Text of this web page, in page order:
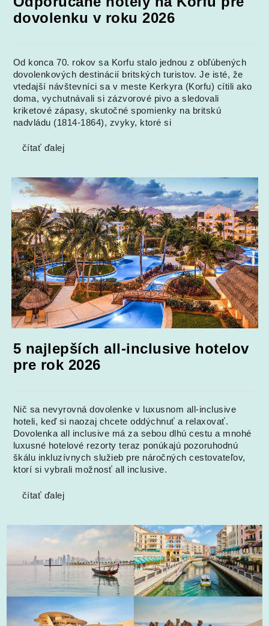
dovolenku v roku 2026
Od konca 70. rokov sa Korfu stalo jednou z obľúbených
dovolenkových destinácií britských turistov. Je isté, že
vtedajší návštevníci sa v meste Kerkyra (Korfu) cítili ako
doma, vychutnávali si zázvorové pivo a sledovali
kriketové zápasy, skutočné spomienky na britskú
nadvládu (1814-1864), zvyky, ktoré si
čítať ďalej
5 najlepších all-inclusive hotelov
pre rok 2026
Nič sa nevyrovná dovolenke v luxusnom all-inclusive
hoteli, keď si naozaj chcete oddýchnuť a relaxovať.
Dovolenka all inclusive má za sebou dlhú cestu a mnohé
luxusné hotelové rezorty teraz ponúkajú pozoruhodnú
škálu inkluzívnych služieb pre náročných cestovateľov,
ktorí si vybrali možnosť all inclusive.
čítať ďalej